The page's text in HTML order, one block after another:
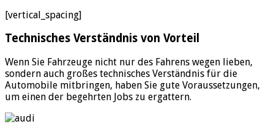
[vertical_spacing]
Technisches Verständnis von Vorteil
Wenn Sie Fahrzeuge nicht nur des Fahrens wegen lieben,
sondern auch großes technisches Verständnis für die
Automobile mitbringen, haben Sie gute Voraussetzungen,
um einen der begehrten Jobs zu ergattern.